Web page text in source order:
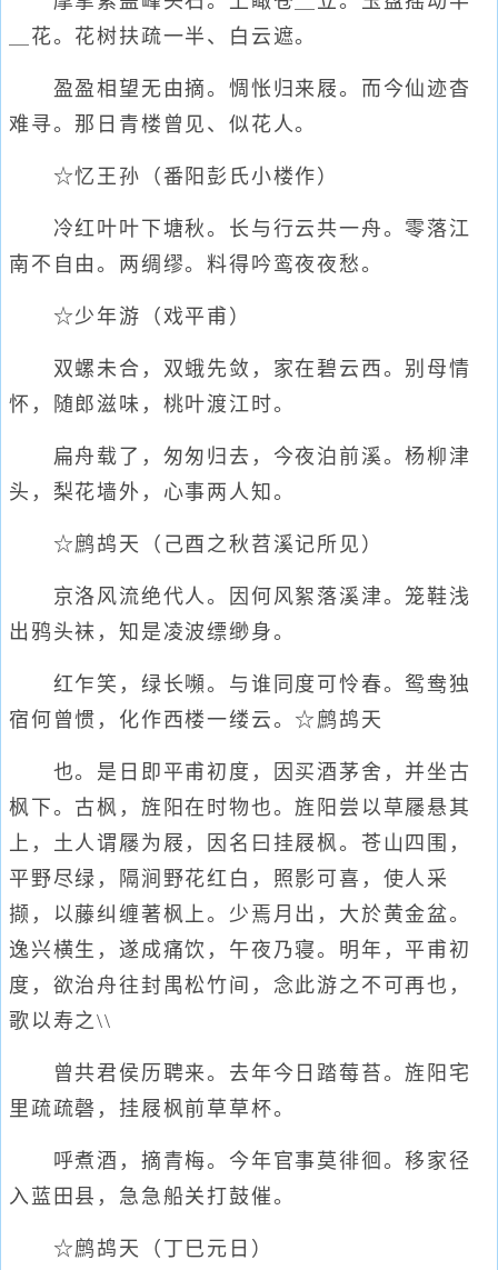
＿花。花树扶疏一半、白云遮。
盈盈相望无由摘。惆怅归来屐。而今仙迹杳
难寻。那日青楼曾见、似花人。
☆忆王孙（番阳彭氏小楼作）
冷红叶叶下塘秋。长与行云共一舟。零落江
南不自由。两绸缪。料得吟鸾夜夜愁。
☆少年游（戏平甫）
双螺未合，双蛾先敛，家在碧云西。别母情
怀，随郎滋味，桃叶渡江时。
扁舟载了，匆匆归去，今夜泊前溪。杨柳津
头，梨花墙外，心事两人知。
☆鹧鸪天（己酉之秋苕溪记所见）
京洛风流绝代人。因何风絮落溪津。笼鞋浅
出鸦头袜，知是凌波缥缈身。
红乍笑，绿长嚬。与谁同度可怜春。鸳鸯独
宿何曾惯，化作西楼一缕云。☆鹧鸪天
也。是日即平甫初度，因买酒茅舍，并坐古
枫下。古枫，旌阳在时物也。旌阳尝以草屦悬其
上，土人谓屦为屐，因名曰挂屐枫。苍山四围，
平野尽绿，隔涧野花红白，照影可喜，使人采
撷，以藤纠缠著枫上。少焉月出，大於黄金盆。
逸兴横生，遂成痛饮，午夜乃寝。明年，平甫初
度，欲治舟往封禺松竹间，念此游之不可再也，
歌以寿之\\
曾共君侯历聘来。去年今日踏莓苔。旌阳宅
里疏疏磬，挂屐枫前草草杯。
呼煮酒，摘青梅。今年官事莫徘徊。移家径
入蓝田县，急急船关打鼓催。
☆鹧鸪天（丁巳元日）